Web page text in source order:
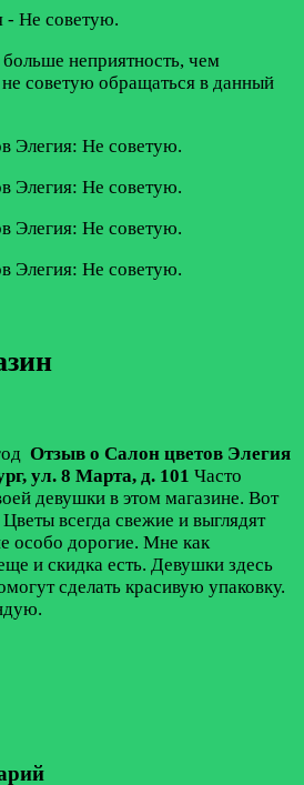
неприятность, чем
советую обращаться в данный
Отзыв о Салон цветов Элегия
, ул. 8 Марта, д. 101 Часто
девушки в этом магазине. Вот
всегда свежие и выглядят
особо дорогие. Мне как
и скидка есть. Девушки здесь
сделать красивую упаковку.